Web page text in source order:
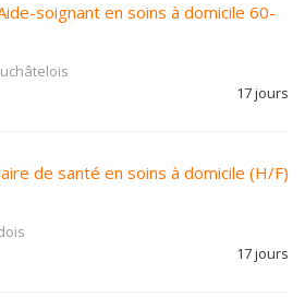
soignant en soins à domicile 60-
17 jours
de santé en soins à domicile (H/F)
17 jours